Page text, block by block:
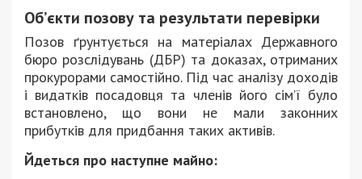
Об’єкти позову та результати перевірки
Позов ґрунтується на матеріалах Державного
бюро розслідувань (ДБР) та доказах, отриманих
прокурорами самостійно. Під час аналізу доходів
і видатків посадовця та членів його сім’ї було
встановлено, що вони не мали законних
прибутків для придбання таких активів.
Йдеться про наступне майно: